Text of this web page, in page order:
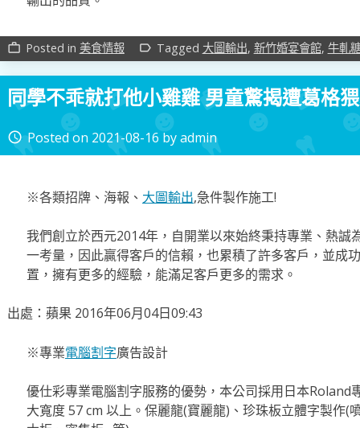
work_outline Posted in 美食情報 label_outline Tagged 大圖輸出, 新竹婚宴會館, 牛軋
同學不乖就打他小雞雞 男童驚揭遭葛格
access_time Posted on 2021-08-16 byadmin
※各類招牌、海報、 大圖輸出,急件製作施工!
我們創立於西元2014年，自開業以來始終秉持專業、熱誠
一考量，因此贏得客戶的信賴，也累積了許多客戶，並成
置，擁有更多的經驗，能滿足客戶更多的需求。
出處：蘋果 2016年06月04日09:43
※專業電腦割字廣告設計
優仕彩專業電腦割字服務的優勢，本公司採用日本Roland
大寬度 57 cm 以上。保麗龍(寶麗龍)、珍珠板立體字製作(